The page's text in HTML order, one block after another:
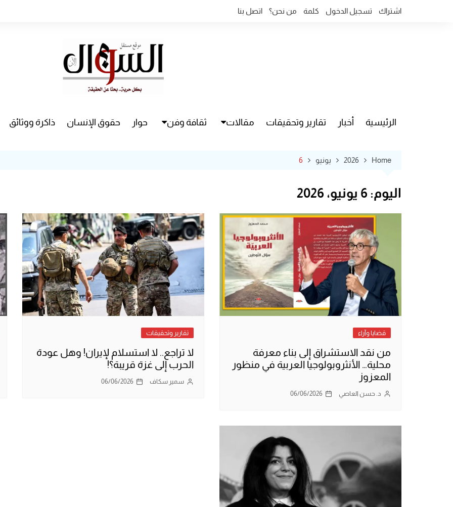
اشتراك تسجيل الدخول كلمة من نحن؟ اتصل بنا
الرئيسية أخبار تقارير وتحقيقات مقالات ثقافة وفن حوار حقوق الإنسان ذاكرة ووثائق
Home
2026 يونيو 6
اليوم: 6 يونيو، 2026
قضايا وآراء
من نقد الاستشراق إلى بناء معرفة
محلية… الأنثروبولوجيا العربية في منظور
المعزوز
د. حسن العاصي 06/06/2026
تقارير وتحقيقات
لا تراجع.. لا استسلام لإيران! وهل عودة
الحرب إلى غزة قريبة؟!
سمير سكاف 06/06/2026